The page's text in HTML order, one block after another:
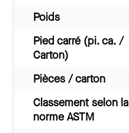
Poids
Pied carré (pi. ca. /
Carton)
Pièces / carton
Classement selon la
norme ASTM